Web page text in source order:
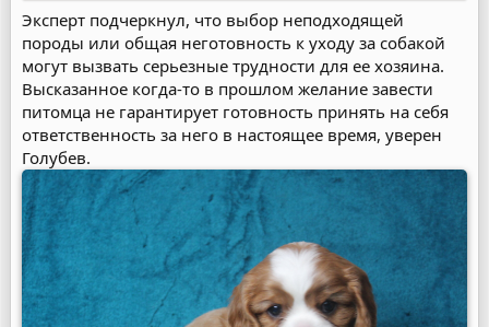
Эксперт подчеркнул, что выбор неподходящей
породы или общая неготовность к уходу за собакой
могут вызвать серьезные трудности для ее хозяина.
Высказанное когда-то в прошлом желание завести
питомца не гарантирует готовность принять на себя
ответственность за него в настоящее время, уверен
Голубев.